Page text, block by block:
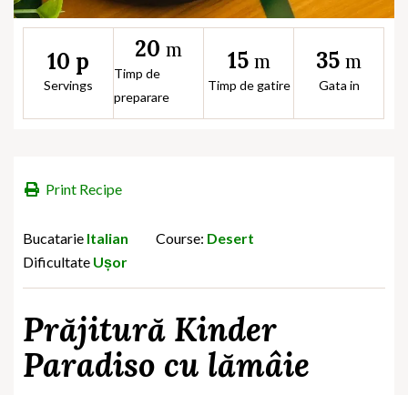
10 p
Servings
20 m
Timp de
preparare
15 m
Timp de gatire
35 m
Gata in
Print Recipe
Bucatarie Italian Course: Desert
Dificultate Ușor
Prăjitură Kinder
Paradiso cu lămâie